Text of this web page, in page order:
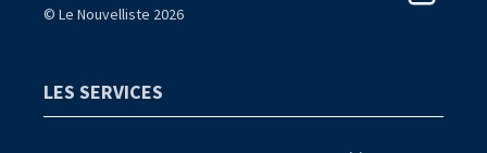
© Le Nouvelliste 2026
LES SERVICES